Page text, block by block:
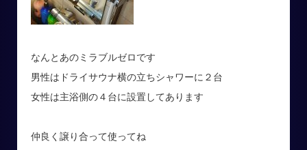
なんとあのミラブルゼロです
男性はドライサウナ横の立ちシャワーに２台
女性は主浴側の４台に設置してあります
仲良く譲り合って使ってね